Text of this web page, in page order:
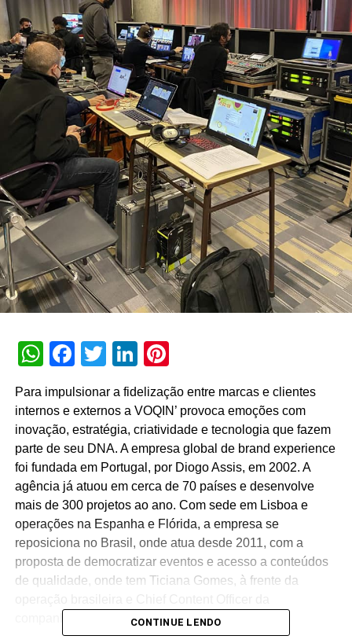
WhatsApp
Facebook
TwitterLinkedIn
Para impulsionar a fidelização entre marcas e clientes
internos e externos a VOQIN’ provoca emoções com
inovação, estratégia, criatividade e tecnologia que fazem
parte de seu DNA. A empresa global de brand experience
foi fundada em Portugal, por Diogo Assis, em 2002. A
agência já atuou em cerca de 70 países e desenvolve
mais de 300 projetos ao ano. Com sede em Lisboa e
operações na Espanha e Flórida, a empresa se
reposiciona no Brasil, onde atua desde 2011, com a
proposta de democratizar eventos e acesso a conteúdos
de qualidade, onde tem Ticiana Gomes, à frente da
CONTINUE LENDO